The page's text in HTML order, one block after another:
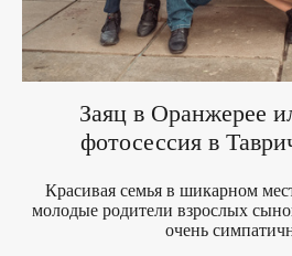
Заяц в Оранжерее
фотосессия в
Красивая семья в шикарном
молодые родители взрослых
очень